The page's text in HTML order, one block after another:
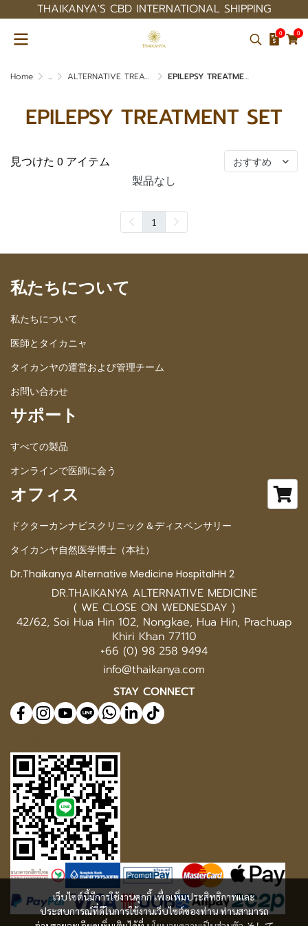
THAIKANYA'S CBD INTERNATIONAL SHIPPING
0 0
Home ... ALTERNATIVE TREATMENT SET EPILEPSY TREATMENT SET
EPILEPSY TREATMENT SET
見つけた 0 アイテム おすすめ
製品なし
1
เว็บไซต์นี้มีการใช้งานคุกกี้ เพื่อเพิ่มประสิทธิภาพและ
ประสบการณ์ที่ดีในการใช้งานเว็บไซต์ของท่าน ท่านสามารถ
私たちについて
私たちについて
医師とタイカニャ
タイカンヤの運営および管理チーム
お問い合わせ
サポート
すべての製品
オンラインで医師に会う
オフィス
ドクターカンナビスクリニック＆ディスペンサリー
タイカンヤ自然医学博士（本社）
Dr.Thaikanya Alternative Medicine HospitalHH 2
DR.THAIKANYA ALTERNATIVE MEDICINE
( WE CLOSE ON WEDNESDAY )
42/62, Soi Hua Hin 102, Nongkae, Hua Hin, Prachuap
Khiri Khan 77110
+66 (0) 98 258 9494
info@thaikanya.com
STAY CONNECT